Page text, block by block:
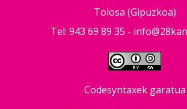
Tolosa (Gipuzkoa)
Tel: 943 69 89 35 -
Codesyntaxek garatua